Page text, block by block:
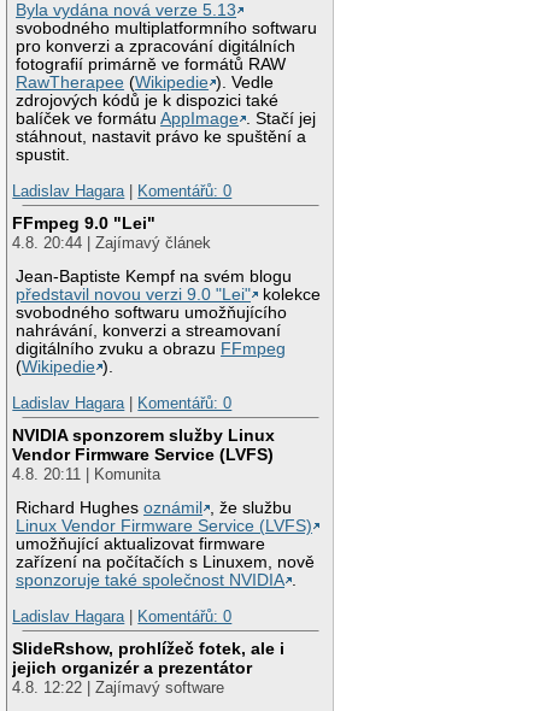
Byla vydána nová verze 5.13
svobodného multiplatformního softwaru
pro konverzi a zpracování digitálních
fotografií primárně ve formátů RAW
RawTherapee (Wikipedie ). Vedle
zdrojových kódů je k dispozici také
balíček ve formátuAppImage . Stačí jej
stáhnout, nastavit právo ke spuštění a
spustit.
Ladislav Hagara| Komentářů: 0
FFmpeg 9.0 "Lei"
4.8. 20:44 | Zajímavý článek
Jean-Baptiste Kempf na svém blogu
představil novou verzi 9.0 "Lei"
kolekce
svobodného softwaru umožňujícího
nahrávání, konverzi a streamovaní
digitálního zvuku a obrazu FFmpeg
(Wikipedie ).
Ladislav Hagara| Komentářů: 0
NVIDIA sponzorem služby Linux
Vendor Firmware Service (LVFS)
4.8. 20:11 | Komunita
Richard Hughesoznámil
, že službu
Linux Vendor Firmware Service (LVFS)
umožňující aktualizovat firmware
zařízení na počítačích s Linuxem, nově
sponzoruje také společnost NVIDIA .
Ladislav Hagara| Komentářů: 0
SlideRshow, prohlížeč fotek, ale i
jejich organizér a prezentátor
4.8. 12:22 | Zajímavý software